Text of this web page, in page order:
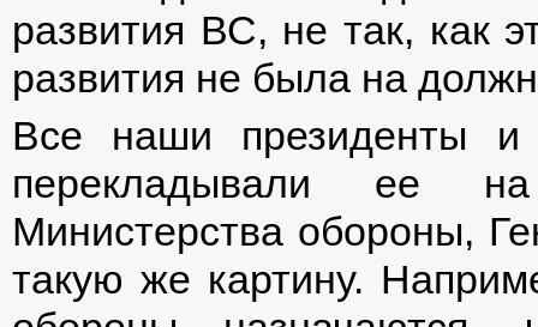
развития ВС, не так, как
развития не была на
Все наши президенты и
перекладывали ее
Министерства обороны,
такую же картину.